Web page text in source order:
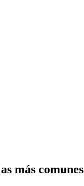
más comunes